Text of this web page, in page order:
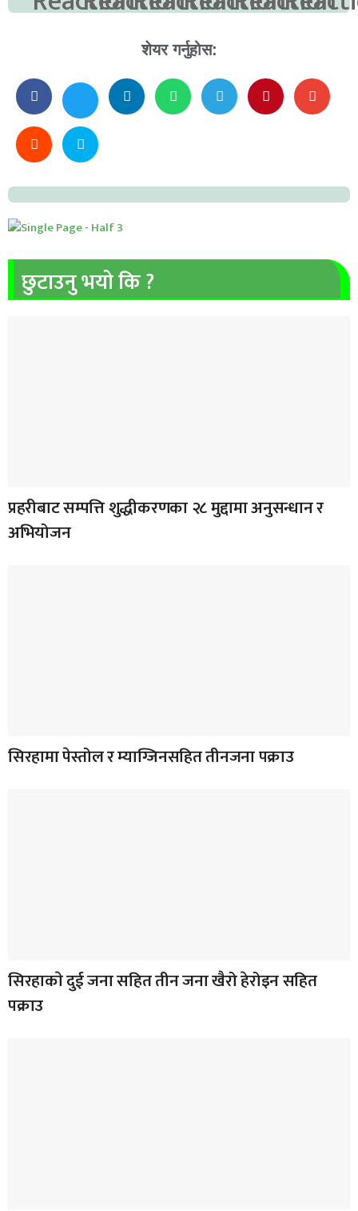
शेयर गर्नुहोस:
छुटाउनु भयो कि ?
प्रहरीबाट सम्पत्ति शुद्धीकरणका २८ मुद्दामा अनुसन्धान र
अभियोजन
सिरहामा पेस्तोल र म्याग्जिनसहित तीनजना पक्राउ
सिरहाकाे दुई जना सहित तीन जना खैरो हेरोइन सहित
पक्राउ